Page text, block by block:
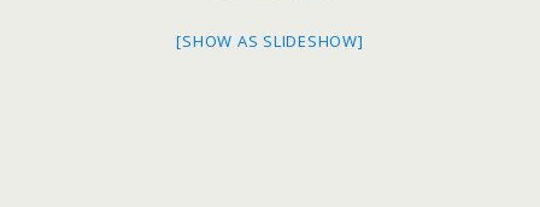
[SHOW AS SLIDESHOW]